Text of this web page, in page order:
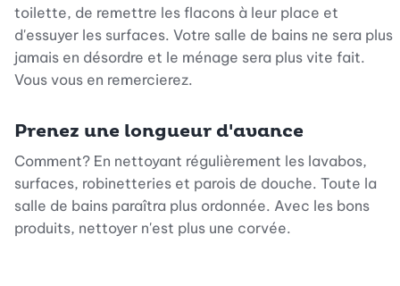
toilette, de remettre les flacons à leur place et
d'essuyer les surfaces. Votre salle de bains ne sera plus
jamais en désordre et le ménage sera plus vite fait.
Vous vous en remercierez.
Prenez une longueur d'avance
Comment? En nettoyant régulièrement les lavabos,
surfaces, robinetteries et parois de douche. Toute la
salle de bains paraîtra plus ordonnée. Avec les bons
produits, nettoyer n'est plus une corvée.